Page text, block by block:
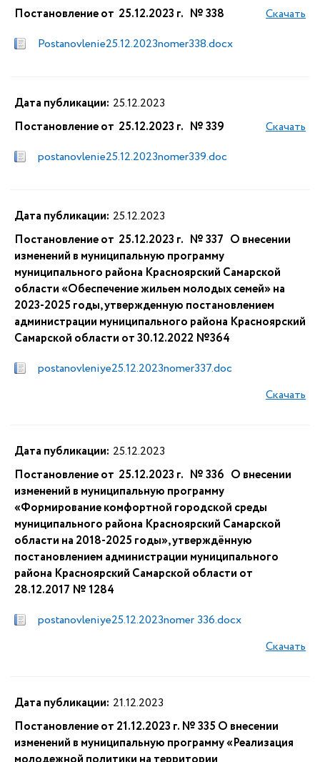
Постановление от 25.12.2023 г. № 338
Postanovlenie25.12.2023nomer338.docx
Скачать
Дата публикации: 25.12.2023
Постановление от 25.12.2023 г. № 339
postanovlenie25.12.2023nomer339.doc
Скачать
Дата публикации: 25.12.2023
Постановление от 25.12.2023 г. № 337 О внесении
изменений в муниципальную программу
муниципального района Красноярский Самарской
области «Обеспечение жильем молодых семей» на
2023-2025 годы, утвержденную постановлением
администрации муниципального района Красноярский
Самарской области от 30.12.2022 №364
postanovleniye25.12.2023nomer337.doc
Скачать
Дата публикации: 25.12.2023
Постановление от 25.12.2023 г. № 336 О внесении
изменений в муниципальную программу
«Формирование комфортной городской среды
муниципального района Красноярский Самарской
области на 2018-2025 годы», утверждённую
постановлением администрации муниципального
района Красноярский Самарской области от
28.12.2017 № 1284
postanovleniye25.12.2023nomer 336.docx
Скачать
Дата публикации: 21.12.2023
Постановление от 21.12.2023 г. № 335 О внесении
изменений в муниципальную программу «Реализация